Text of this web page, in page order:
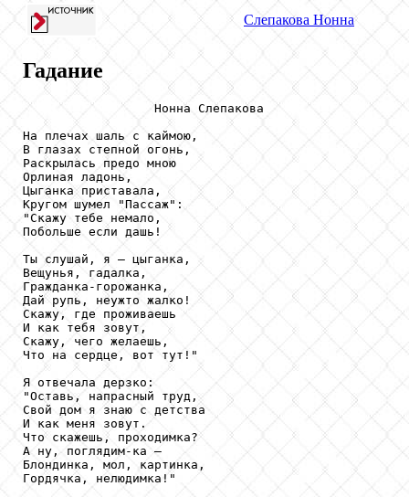
Слепакова Нонна
Гадание
                  Нонна Слепакова
На плечах шаль с каймою,
В глазах степной огонь,
Раскрылась предо мною
Орлиная ладонь,
Цыганка приставала,
Кругом шумел "Пассаж":
"Скажу тебе немало,
Побольше если дашь!
Ты слушай, я – цыганка,
Вещунья, гадалка,
Гражданка-горожанка,
Дай рупь, неужто жалко!
Скажу, где проживаешь
И как тебя зовут,
Скажу, чего желаешь,
Что на сердце, вот тут!"
Я отвечала дерзко:
"Оставь, напрасный труд,
Свой дом я знаю с детства
И как меня зовут.
Что скажешь, проходимка?
А ну, поглядим-ка –
Блондинка, мол, картинка,
Гордячка, нелюдимка!"